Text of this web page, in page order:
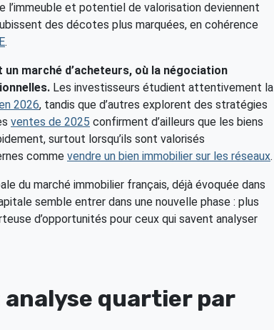
et potentiel de valorisation deviennent
des décotes plus marquées, en cohérence
.
marché d’acheteurs, où la négociation
Les investisseurs étudient attentivement la
2026, tandis que d’autres explorent des stratégies
ventes de 2025 confirment d’ailleurs que les biens
surtout lorsqu’ils sont valorisés
comme vendre un bien immobilier sur les réseaux.
du marché immobilier français, déjà évoquée dans
semble entrer dans une nouvelle phase : plus
d’opportunités pour ceux qui savent analyser
quartier par